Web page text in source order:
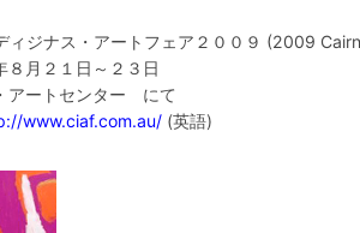
ィジナス・アートフェア２００９ (2009
月２１日～２３日
アートセンター にて
www.ciaf.com.au/ (英語)